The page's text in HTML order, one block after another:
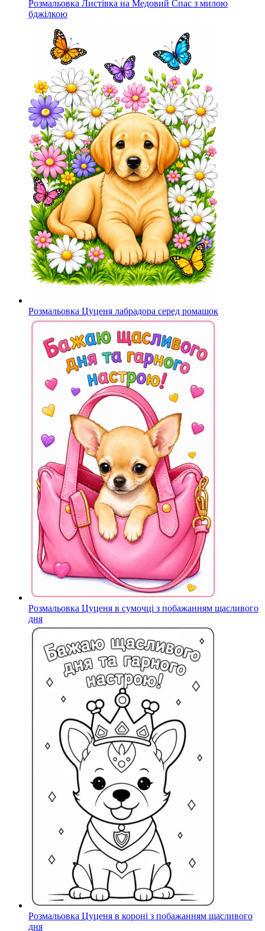
Розмальовка Листівка на Медовий Спас з милою
бджілкою
Розмальовка Цуценя лабрадора серед ромашок
Розмальовка Цуценя в сумочці з побажанням щасливого
дня
Розмальовка Цуценя в короні з побажанням щасливого
дня